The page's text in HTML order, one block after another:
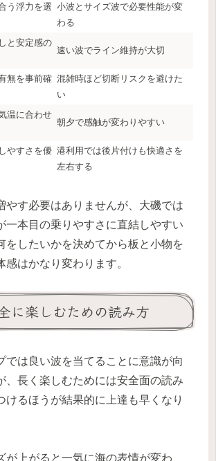
う浮力を選 小波とサイズ波で必要性能が変
わる
と安定感の
速い波でライン維持が大切
無を事前確 混雑時ほど切断リスクを避けた
い
温に合わせ
朝夕で感触が変わりやすい
やすさを優 港利用では後片付けも快適さを
左右する
やす必要はありませんが、大磯では
一本目の乗りやすさに直結しやすい
をしたいかを決めてから板と小物を
感はかなり変わります。
に楽しむための読み方
では良い波を当てることに意識が向
、長く楽しむためには安全面の読み
けるほうが結果的に上達も早くなり
が上がると一気に海の表情が変わ